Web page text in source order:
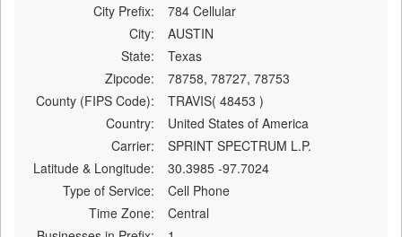
City Prefix:
784 Cellular
City:
AUSTIN
State:
Texas
Zipcode:
78758, 78727, 78753
County (FIPS Code):
TRAVIS( 48453 )
Country:
United States of America
Carrier:
SPRINT SPECTRUM L.P.
Latitude & Longitude:
30.3985 -97.7024
Type of Service:
Cell Phone
Time Zone:
Central